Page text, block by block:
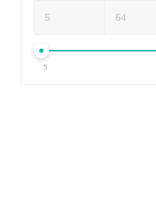
5